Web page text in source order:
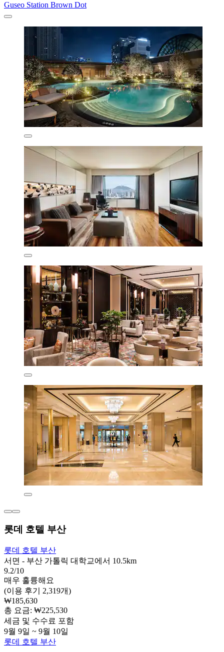
Guseo Station Brown Dot
롯데 호텔 부산
롯데 호텔 부산
서면 - 부산 가톨릭 대학교에서 10.5km
9.2/10
매우 훌륭해요
(이용 후기 2,319개)
₩185,630
총 요금: ₩225,530
세금 및 수수료 포함
9월 9일 ~ 9월 10일
롯데 호텔 부산